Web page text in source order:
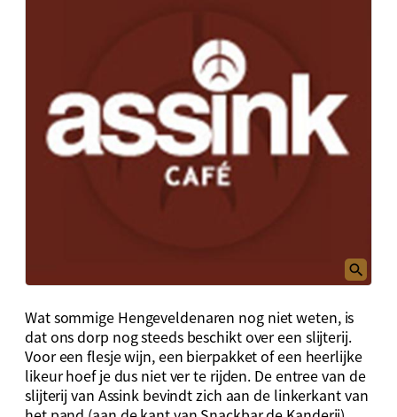
Wat sommige Hengeveldenaren nog niet weten, is
dat ons dorp nog steeds beschikt over een slijterij.
Voor een flesje wijn, een bierpakket of een heerlijke
likeur hoef je dus niet ver te rijden. De entree van de
slijterij van Assink bevindt zich aan de linkerkant van